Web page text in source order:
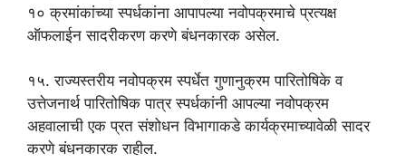
१० क्रमांकांच्या स्पर्धकांना आपापल्या नवोपक्रमाचे प्रत्यक्ष
ऑफलाईन सादरीकरण करणे बंधनकारक असेल.
१५. राज्यस्तरीय नवोपक्रम स्पर्धेत गुणानुक्रम पारितोषिके व
उत्तेजनार्थ पारितोषिक पात्र स्पर्धकांनी आपल्या नवोपक्रम
अहवालाची एक प्रत संशोधन विभागाकडे कार्यक्रमाच्यावेळी सादर
करणे बंधनकारक राहील.